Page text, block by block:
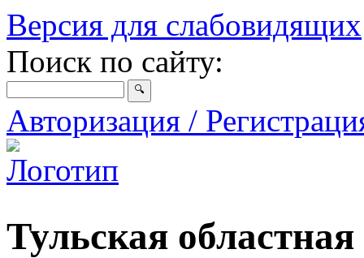
Версия для слабовидящих
Поиск по сайту:
Авторизация /
Тульская